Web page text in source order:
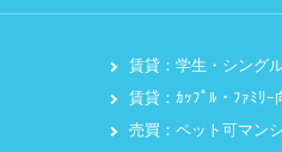
賃貸：学生・シング
賃貸：ｶｯﾌﾟﾙ・ﾌｧﾐﾘｰ
売買：ペット可マン